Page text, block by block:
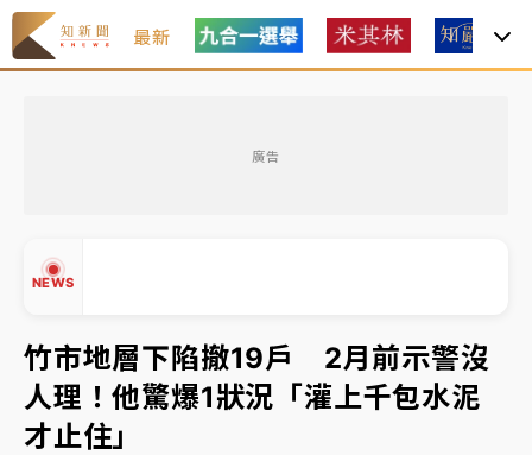
最新
廣告
NEWS
中信慈善基金會想增加董事人數！辜仲諒向法院聲請遭
駁 理由曝光
故宮《龍藏經》特展第2檔！今線上預約開賣一度塞車
周六起展出延長至晚上7時
台東農業處長涉圖利渡假村！東檢抗告成功 今重開羈
押庭
▼
竹市地層下陷撤19戶 2月前示警沒
人理！他驚爆1狀況「灌上千包水泥
才止住」